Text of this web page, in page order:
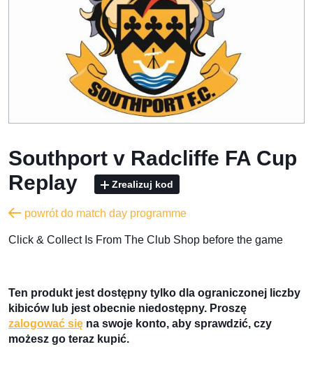
Southport v Radcliffe FA Cup
Replay
Zrealizuj kod
powrót do match day programme
​Click & Collect Is From The Club Shop before the game
Ten produkt jest dostępny tylko dla ograniczonej liczby
kibiców lub jest obecnie niedostępny. Proszę
zalogować się na swoje konto, aby sprawdzić, czy
możesz go teraz kupić.